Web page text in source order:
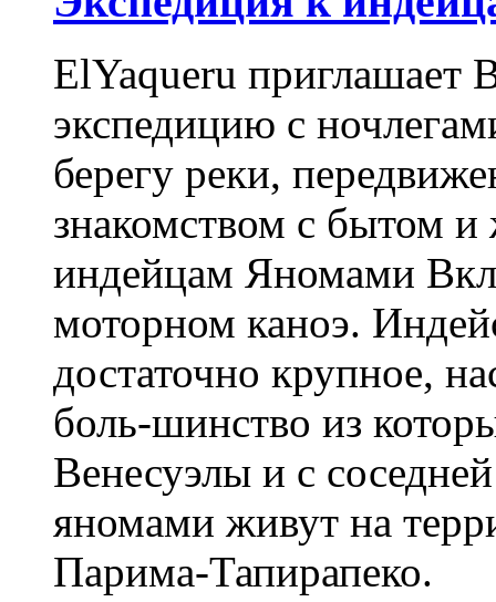
ElYaqueru приглашает
экспедицию с
берегу реки,
знакомством с бытом
индейцам Яномами
моторном каноэ.
достаточно крупное,
боль-шинство из
Венесуэлы и с
яномами живут на
Парима-Тапирапеко.